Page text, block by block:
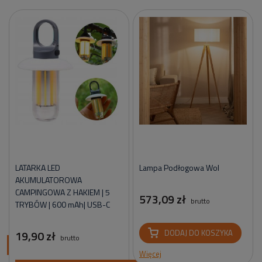
LATARKA LED
AKUMULATOROWA
CAMPINGOWA Z HAKIEM | 5
TRYBÓW | 600 mAh| USB-C
19,90 zł brutto
Lampa Podłogowa Wol
573,09 zł brutto
DODAJ DO KOSZYKA
Więcej